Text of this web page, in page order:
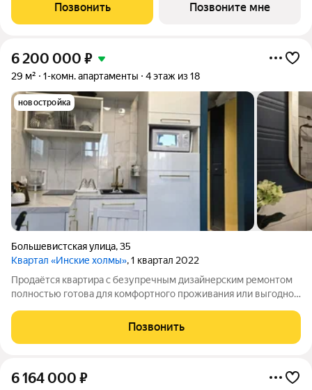
Позвонить Позвоните мне
6 200 000 ₽
29 м² 1-комн. апартаменты 4 этаж из 18
новостройка
Большевистская улица,35
Квартал «Инские холмы», 1 квартал 2022
Продаётся квартира с безупречным дизайнерским ремонтом
полностью готова для комфортного проживания или выгодной
техника, системы хранения есть всё для жизни и мгновенного
старта посуточной
Позвонить
6 164 000 ₽